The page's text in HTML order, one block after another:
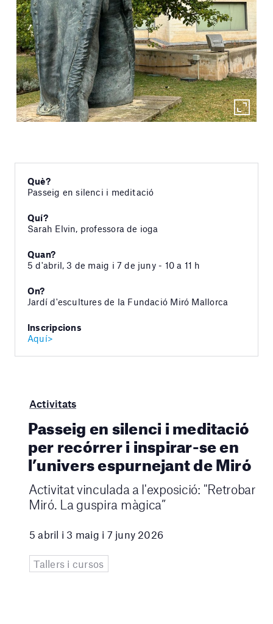
Què?
Passeig en silenci i meditació
Quí?
Sarah Elvin, professora de ioga
Quan?
5 d'abril, 3 de maig i 7 de juny - 10 a 11 h
On?
Jardí d'escultures de la Fundació Miró Mallorca
Inscripcions
Aquí>
Activitats
Passeig en silenci i meditació
per recórrer i inspirar-se en
l’univers espurnejant de Miró
Activitat vinculada a l'exposició: "Retrobar
Miró. La guspira màgica”
5 abril i 3 maig i 7 juny 2026
Tallers i cursos